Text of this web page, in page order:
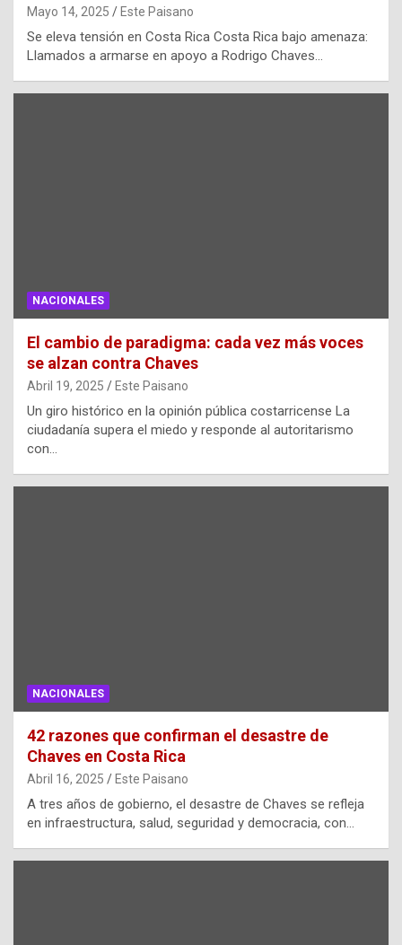
Mayo 14, 2025 Este Paisano
Se eleva tensión en Costa Rica Costa Rica bajo amenaza:
Llamados a armarse en apoyo a Rodrigo Chaves…
NACIONALES
El cambio de paradigma: cada vez más voces
se alzan contra Chaves
Abril 19, 2025 Este Paisano
Un giro histórico en la opinión pública costarricense La
ciudadanía supera el miedo y responde al autoritarismo
con…
NACIONALES
42 razones que confirman el desastre de
Chaves en Costa Rica
Abril 16, 2025 Este Paisano
A tres años de gobierno, el desastre de Chaves se refleja
en infraestructura, salud, seguridad y democracia, con…